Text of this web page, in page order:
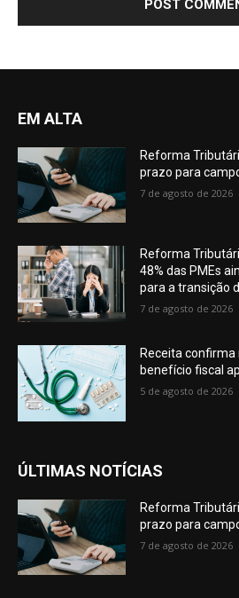
EM ALTA
Reforma
prazo para
7 de agosto de 2026
Reforma
48% das PMEs
para a transição
7 de agosto de 2026
Receita
benefício fiscal
5 de agosto de 2026
ÚLTIMAS NOTÍCIAS
Reforma
prazo para
7 de agosto de 2026